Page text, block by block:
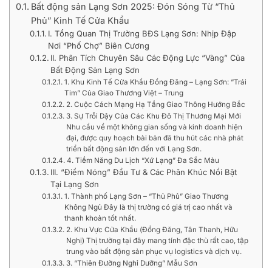
Bất động sản Lạng Sơn 2025: Đón Sóng Từ “Thủ
Phủ” Kinh Tế Cửa Khẩu
I. Tổng Quan Thị Trường BĐS Lạng Sơn: Nhịp Đập
Nơi “Phố Chợ” Biên Cương
II. Phân Tích Chuyên Sâu Các Động Lực “Vàng” Của
Bất Động Sản Lạng Sơn
1. Khu Kinh Tế Cửa Khẩu Đồng Đăng – Lạng Sơn: “Trái
Tim” Của Giao Thương Việt – Trung
2. Cuộc Cách Mạng Hạ Tầng Giao Thông Hướng Bắc
3. Sự Trỗi Dậy Của Các Khu Đô Thị Thương Mại Mới
Nhu cầu về một không gian sống và kinh doanh hiện
đại, được quy hoạch bài bản đã thu hút các nhà phát
triển bất động sản lớn đến với Lạng Sơn.
4. Tiềm Năng Du Lịch “Xứ Lạng” Đa Sắc Màu
III. “Điểm Nóng” Đầu Tư & Các Phân Khúc Nổi Bật
Tại Lạng Sơn
1. Thành phố Lạng Sơn – “Thủ Phủ” Giao Thương
Không Ngủ Đây là thị trường có giá trị cao nhất và
thanh khoản tốt nhất.
2. Khu Vực Cửa Khẩu (Đồng Đăng, Tân Thanh, Hữu
Nghị) Thị trường tại đây mang tính đặc thù rất cao, tập
trung vào bất động sản phục vụ logistics và dịch vụ.
3. “Thiên Đường Nghỉ Dưỡng” Mẫu Sơn